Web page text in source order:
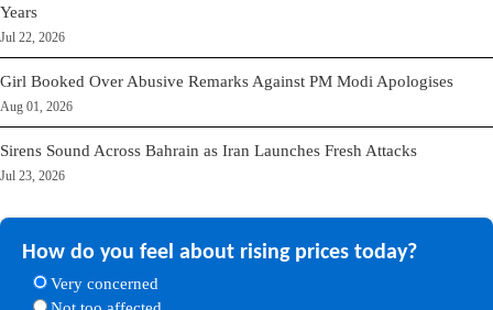
Years
Jul 22, 2026
Girl Booked Over Abusive Remarks Against PM Modi Apologises
Aug 01, 2026
Sirens Sound Across Bahrain as Iran Launches Fresh Attacks
Jul 23, 2026
How do you feel about rising prices today?
Very concerned